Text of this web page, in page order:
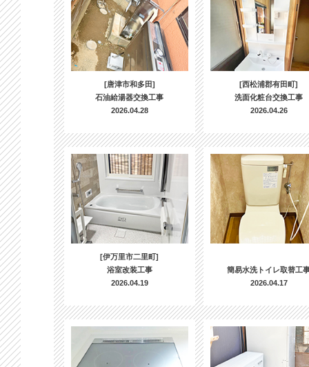
[唐津市和多田]
石油給湯器交換工事
2026.04.28
[西松浦郡有田町]
洗面化粧台交換工事
2026.04.26
[伊万里市二里町]
浴室改装工事
2026.04.19
簡易水洗トイレ取替工
2026.04.17